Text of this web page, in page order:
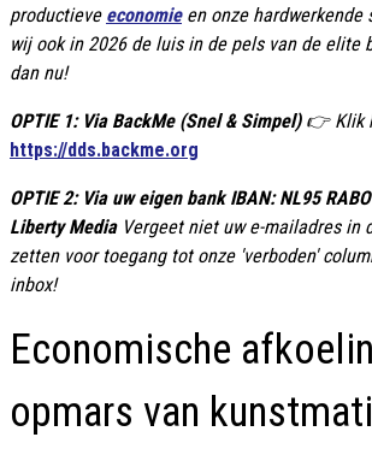
productieve economieen onze hardwerkende
wij ook in 2026 de luis in de pels van de elite
dan nu!
OPTIE 1: Via BackMe (Snel & Simpel) 👉 Klik
https://dds.backme.org
OPTIE 2: Via uw eigen bank IBAN: NL95
Liberty MediaVergeet niet uw e-mailadres in
zetten voor toegang tot onze 'verboden'
inbox!
Economische
opmars van